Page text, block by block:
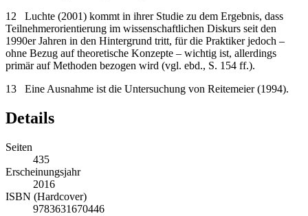
12
Luchte (2001) kommt in ihrer Studie zu dem Ergebnis, dass
Teilnehmerorientierung im wissenschaftlichen Diskurs seit den
1990er Jahren in den Hintergrund tritt, für die Praktiker jedoch –
ohne Bezug auf theoretische Konzepte – wichtig ist, allerdings
primär auf Methoden bezogen wird (vgl. ebd., S. 154 ff.).
13
Eine Ausnahme ist die Untersuchung von Reitemeier (1994).
Details
Seiten
435
Erscheinungsjahr
2016
ISBN (Hardcover)
9783631670446